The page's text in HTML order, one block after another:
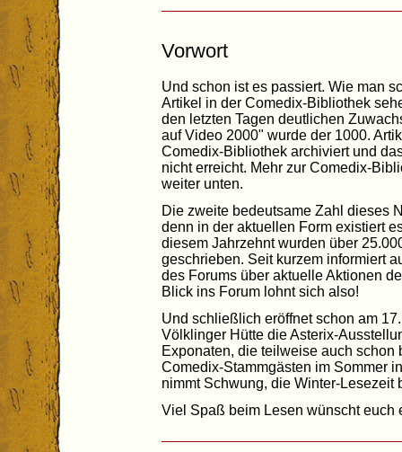
Vorwort
Und schon ist es passiert. Wie man
Artikel in der Comedix-Bibliothek
den letzten Tagen deutlichen
auf Video 2000" wurde der 1000.
Comedix-Bibliothek archiviert und
nicht erreicht. Mehr zur Comedix-
weiter unten.
Die zweite bedeutsame Zahl dieses
denn in der aktuellen Form existiert
diesem Jahrzehnt wurden über
geschrieben. Seit kurzem informiert
des Forums über aktuelle Aktionen
Blick ins Forum lohnt sich also!
Und schließlich eröffnet schon am
Völklinger Hütte die Asterix-
Exponaten, die teilweise auch schon
Comedix-Stammgästen im Sommer
nimmt Schwung, die Winter-Lesezeit
Viel Spaß beim Lesen wünscht euch